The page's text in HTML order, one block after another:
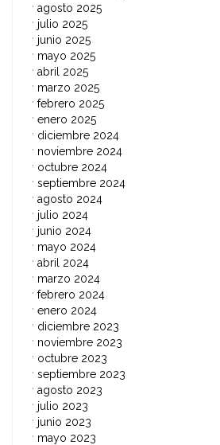
agosto 2025
julio 2025
junio 2025
mayo 2025
abril 2025
marzo 2025
febrero 2025
enero 2025
diciembre 2024
noviembre 2024
octubre 2024
septiembre 2024
agosto 2024
julio 2024
junio 2024
mayo 2024
abril 2024
marzo 2024
febrero 2024
enero 2024
diciembre 2023
noviembre 2023
octubre 2023
septiembre 2023
agosto 2023
julio 2023
junio 2023
mayo 2023